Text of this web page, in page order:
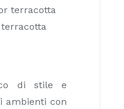
di stile e
ambienti con